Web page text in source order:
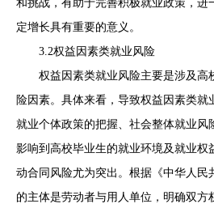
和挑战，有助于完善积极就业政策，进
定增长具有重要的意义。
3.2权益因素类就业风险
权益因素类就业风险主要是涉及高
险因素。具体来看，导致权益因素类就
就业个体政策的把握、社会整体就业风
影响到高校毕业生的就业环境及就业权
动合同风险尤为突出。根据《中华人民
的主体是劳动者与用人单位，明确双方